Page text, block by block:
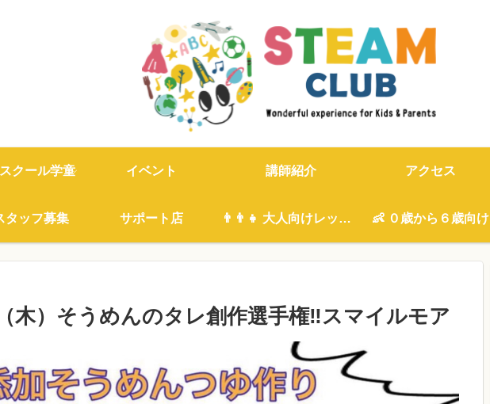
クール学童 イベント 講師紹介 アクセス
タッフ募集 サポート店 👨‍👨‍👧 大人向けレッスン 👶 ０歳から６歳向け
木）そうめんのタレ創作選手権‼️スマイルモア